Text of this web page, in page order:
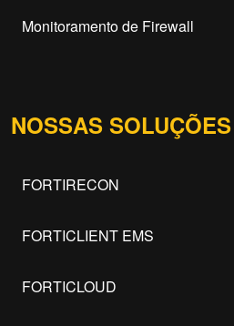
Monitoramento de Firewall
NOSSAS SOLUÇÕES
FORTIRECON
FORTICLIENT EMS
FORTICLOUD